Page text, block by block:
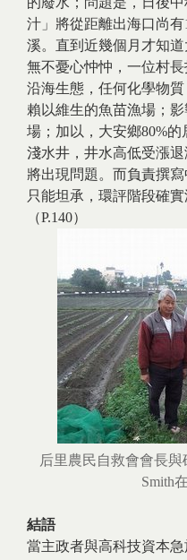
汁」將從距離出海口尚
溪。直到近幾個月才知
無不憂心忡忡，一位村
沿海生態，任何化學物
賴以維生的魚苗漁場；
場；加以，大安鄉80%
淺水井，井水高低受漲
將出現問題。而負責撰
只能坦承，環評階段確
（P.140）
后里農民自救會會長
Smith
結語
當主政者與高科技資本